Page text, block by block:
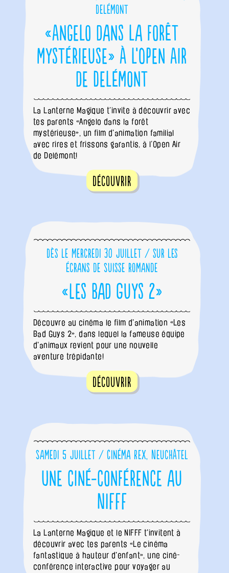
Delémont
«Angelo dans la forêt
mystérieuse» à l’Open Air
de Delémont
La Lanterne Magique t’invite à découvrir avec
tes parents «Angelo dans la forêt
mystérieuse», un film d'animation familial
avec rires et frissons garantis, à l’Open Air
de Delémont!
Découvrir
Dès le mercredi 30 juillet / sur les
écrans de Suisse romande
«Les Bad Guys 2»
Découvre au cinéma le film d'animation «Les
Bad Guys 2», dans lequel la fameuse équipe
d'animaux revient pour une nouvelle
aventure trépidante!
Découvrir
Samedi 5 juillet / Cinéma Rex, Neuchâtel
Une ciné-conférence au
NIFFF
La Lanterne Magique et le NIFFF t'invitent à
découvrir avec tes parents «Le cinéma
fantastique à hauteur d'enfant», une ciné-
conférence interactive pour voyager au